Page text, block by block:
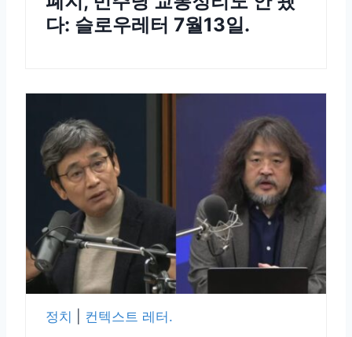
다: 슬로우레터 7월13일.
정치 컨텍스트 레터.